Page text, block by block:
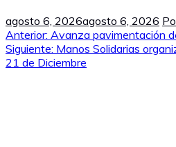
agosto 6, 2026agosto 6, 2026
Navegación
de
Anterior: Avanza pavimentación
Siguiente: Manos Solidarias
21 de Diciembre